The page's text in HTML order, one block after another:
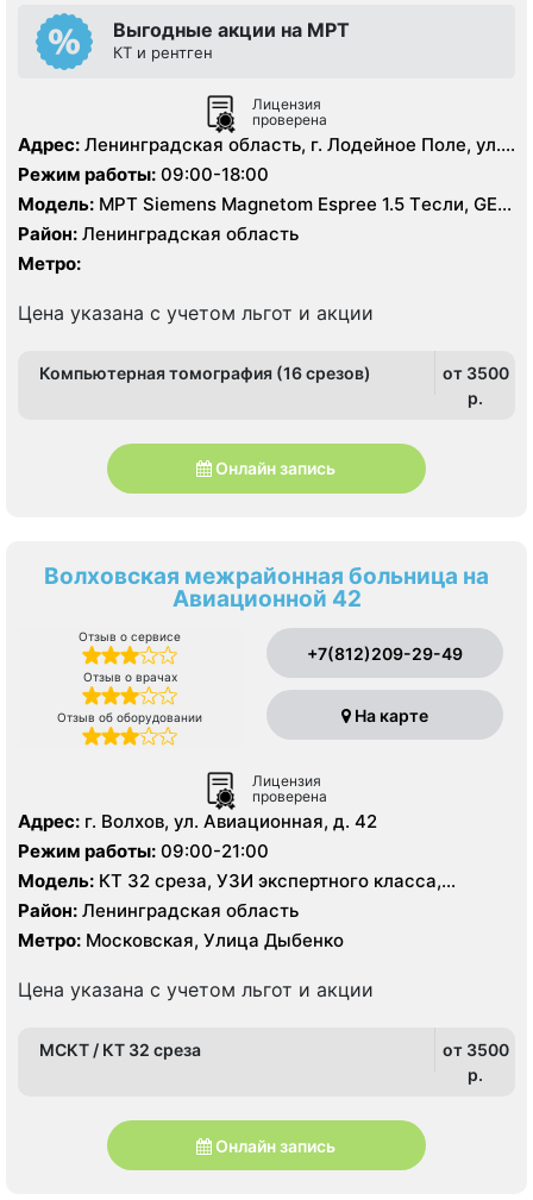
Выгодные акции на МРТ
КТ и рентген
Лицензия
проверена
Адрес: Ленинградская область, г. Лодейное Поле, ул.
Гагарина, д. 1
Режим работы: 09:00-18:00
Модель: МРТ Siemens Magnetom Espree 1.5 Tесли, GE
BrightSpeed 16 срезов, УЗИ аппарат, Рентген
Район: Ленинградская область
Метро:
Цена указана с учетом льгот и акции
Компьютерная томография (16 срезов)
от 3500
p.
Онлайн запись
Волховская межрайонная больница на
Авиационной 42
Отзыв о сервисе
Отзыв о врачах
Отзыв об оборудовании
+7(812)209-29-49
На карте
Лицензия
проверена
Адрес: г. Волхов, ул. Авиационная, д. 42
Режим работы: 09:00-21:00
Модель: КТ 32 среза, УЗИ экспертного класса,
цифровой рентген
Район: Ленинградская область
Метро: Московская, Улица Дыбенко
Цена указана с учетом льгот и акции
МСКТ / КТ 32 среза
от 3500
p.
Онлайн запись